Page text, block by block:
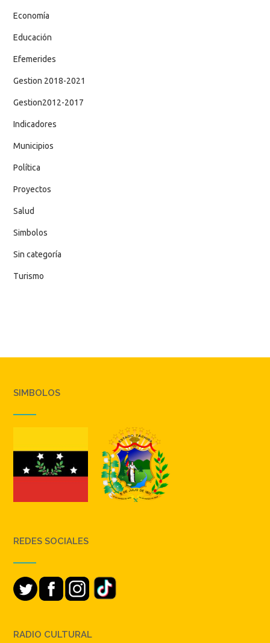
Economía
Educación
Efemerides
Gestion 2018-2021
Gestion2012-2017
Indicadores
Municipios
Política
Proyectos
Salud
Simbolos
Sin categoría
Turismo
SIMBOLOS
REDES SOCIALES
RADIO CULTURAL